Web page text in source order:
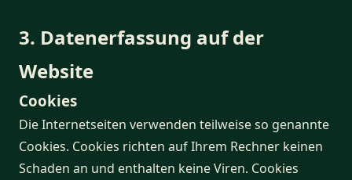
3. Datenerfassung auf der
Website
Cookies
Die Internetseiten verwenden teilweise so genannte
Cookies. Cookies richten auf Ihrem Rechner keinen
Schaden an und enthalten keine Viren. Cookies